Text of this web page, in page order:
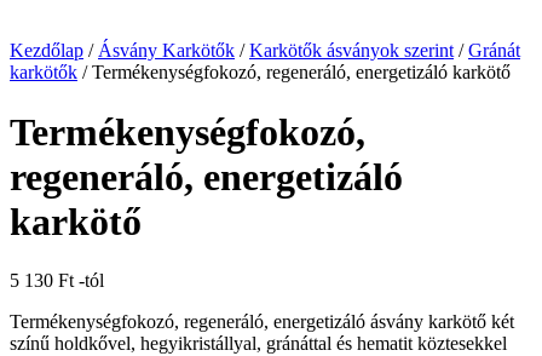
Kezdőlap /Ásvány Karkötők /Karkötők ásványok szerint/Gránát
karkötők / Termékenységfokozó, regeneráló, energetizáló karkötő
Termékenységfokozó,
regeneráló, energetizáló
karkötő
5 130 Ft -tól
Termékenységfokozó, regeneráló, energetizáló ásvány karkötő két
színű holdkővel, hegyikristállyal, gránáttal és hematit köztesekkel